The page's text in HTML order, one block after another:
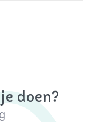
doen?